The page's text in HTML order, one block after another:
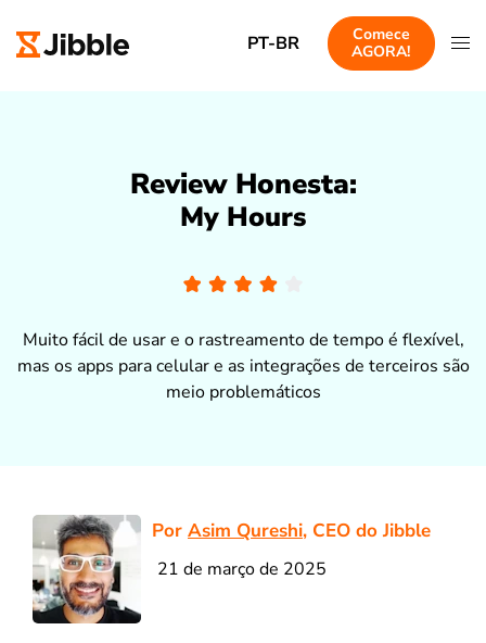
PT-BR
Comece
AGORA!
Review Honesta:
My Hours
Muito fácil de usar e o rastreamento de tempo é flexível,
mas os apps para celular e as integrações de terceiros são
meio problemáticos
Por Asim Qureshi, CEO do Jibble
21 de março de 2025